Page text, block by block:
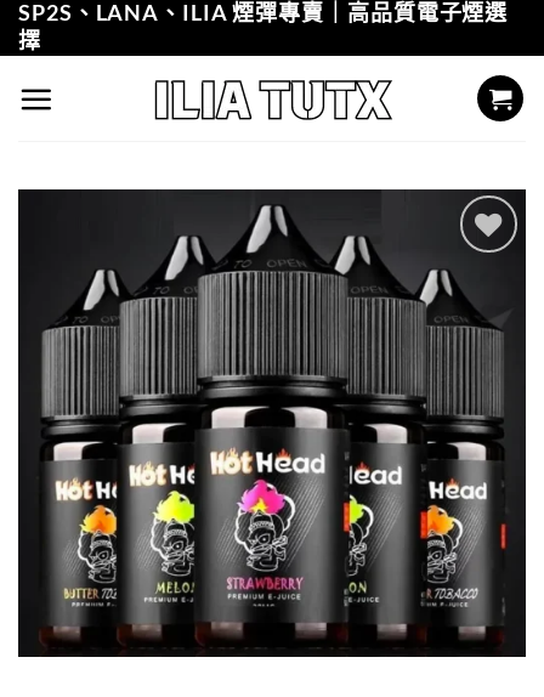
Skip
to
content
SP2S、LANA、ILIA 煙彈專賣｜高品質電子煙選
擇
Add to
wishlist